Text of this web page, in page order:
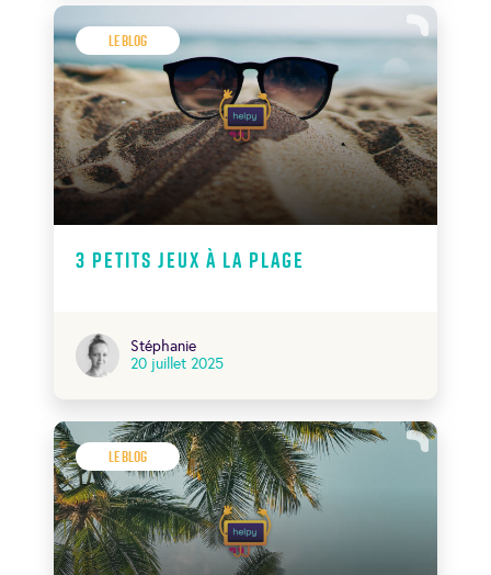
Le Blog
3 petits jeux à la plage
Stéphanie
20 juillet 2025
Le Blog